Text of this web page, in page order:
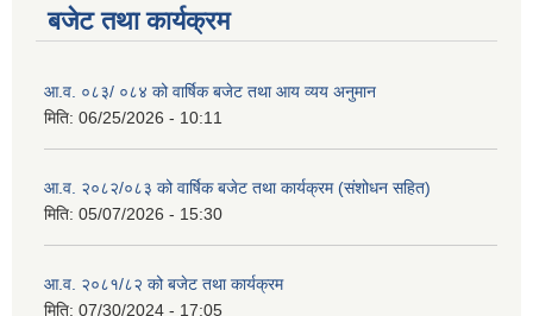
बजेट तथा कार्यक्रम
आ.व. ०८३/ ०८४ को वार्षिक बजेट तथा आय व्यय अनुमान
मिति: 06/25/2026 - 10:11
आ.व. २०८२/०८३ को वार्षिक बजेट तथा कार्यक्रम (संशोधन सहित)
मिति: 05/07/2026 - 15:30
आ.व. २०८१/८२ को बजेट तथा कार्यक्रम
मिति: 07/30/2024 - 17:05